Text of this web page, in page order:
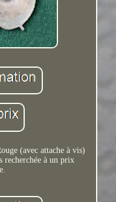
(avec attache à vis)
recherchée à un prix